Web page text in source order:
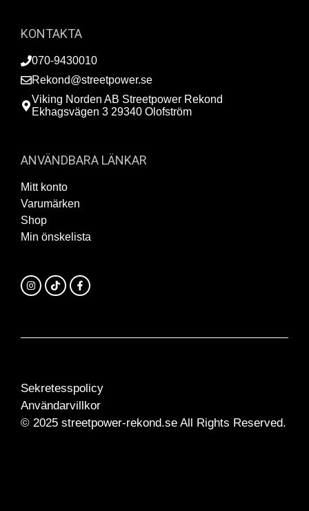
KONTAKTA
070-9430010
Rekond@streetpower.se
Viking Norden AB Streetpower Rekond
Ekhagsvägen 3 29340 Olofström
ANVÄNDBARA LÄNKAR
Mitt konto
Varumärken
Shop
Min önskelista
© 2025 streetpower-rekond.se All Rights Reserved.
Sekretesspolicy
Användarvillkor